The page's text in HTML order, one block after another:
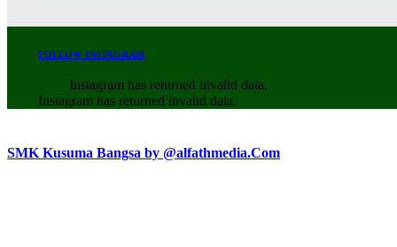
FOLLOW INSTAGRAM
Instagram has returned invalid data.
Instagram has returned invalid data.
SMK Kusuma Bangsa by @alfathmedia.Com